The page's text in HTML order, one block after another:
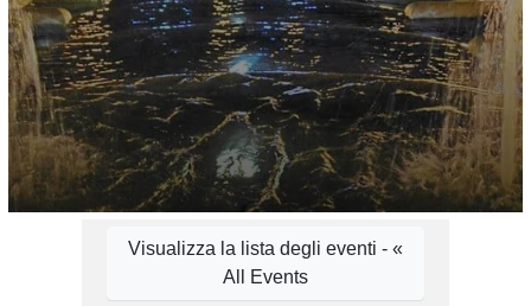
Visualizza la lista degli eventi - «
All Events